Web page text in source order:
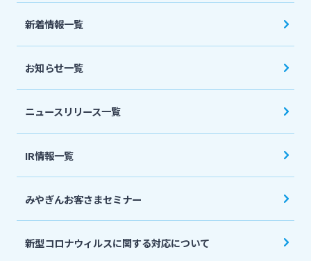
法人・個人事業主のお客さま
宮崎銀行について
ニュースリリース一覧
採用情報
お問い合わせ先一覧
新着情報一覧
お知らせ一覧
ニュースリリース一覧
IR情報一覧
みやぎんお客さまセミナー
新型コロナウィルスに関する対応について